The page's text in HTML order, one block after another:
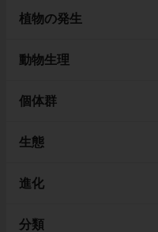
植物の発生
動物生理
個体群
生態
進化
分類